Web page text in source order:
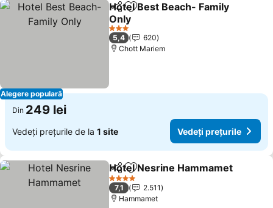
Alegere populară
DistribuițiAdăugaţi la favorite
Hotel Best Beach- Family
Only
Vedeți prețurile
3 Stele
5,4
620
Chott Mariem
Din 249 lei
Vedeți prețurile de la 1 site Vedeți prețurile
DistribuițiAdăugaţi la favorite
Hotel Nesrine Hammamet
4 Stele
7,1
2.511
Hammamet